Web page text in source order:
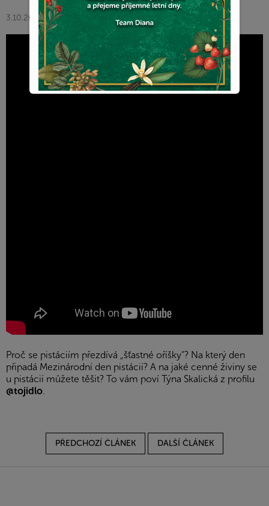
3.10.2022
Proč se pistáciím přezdívá „šťastné oříšky“? Na který den
připadá Mezinárodní den pistácií? A na jaké cenné živiny se
u pistácií můžete těšit? To vám poví Týna Skalická z profilu
@tojidlo.
PŘEDCHOZÍ ČLÁNEK DALŠÍ ČLÁNEK